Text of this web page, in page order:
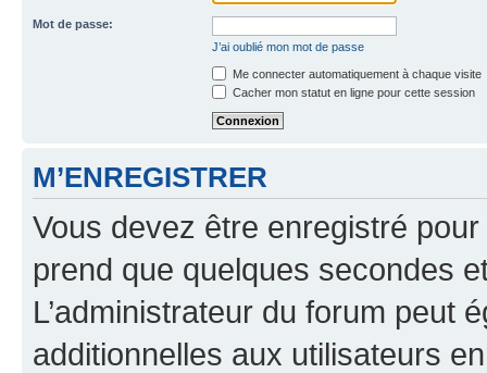
Mot de passe:
J’ai oublié mon mot de passe
Me connecter automatiquement à chaque visite
Cacher mon statut en ligne pour cette session
M’ENREGISTRER
Vous devez être enregistré
prend que quelques secondes
L’administrateur du forum peut
additionnelles aux utilisateurs